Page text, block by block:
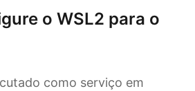
o WSL2 para o
como serviço em